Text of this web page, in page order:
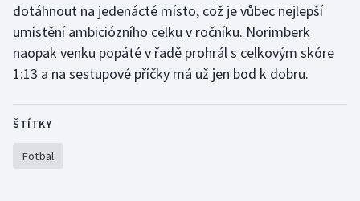
Lezení
Lyže a snowboard
Motorsport
dotáhnout na jedenácté místo, což je vůbec nejlepší
umístění ambiciózního celku v ročníku. Norimberk
naopak venku popáté v řadě prohrál s celkovým skóre
1:13 a na sestupové příčky má už jen bod k dobru.
ŠTÍTKY
Fotbal